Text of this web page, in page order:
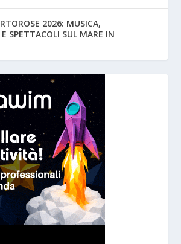
2026: MUSICA,
SPETTACOLI SUL MARE IN